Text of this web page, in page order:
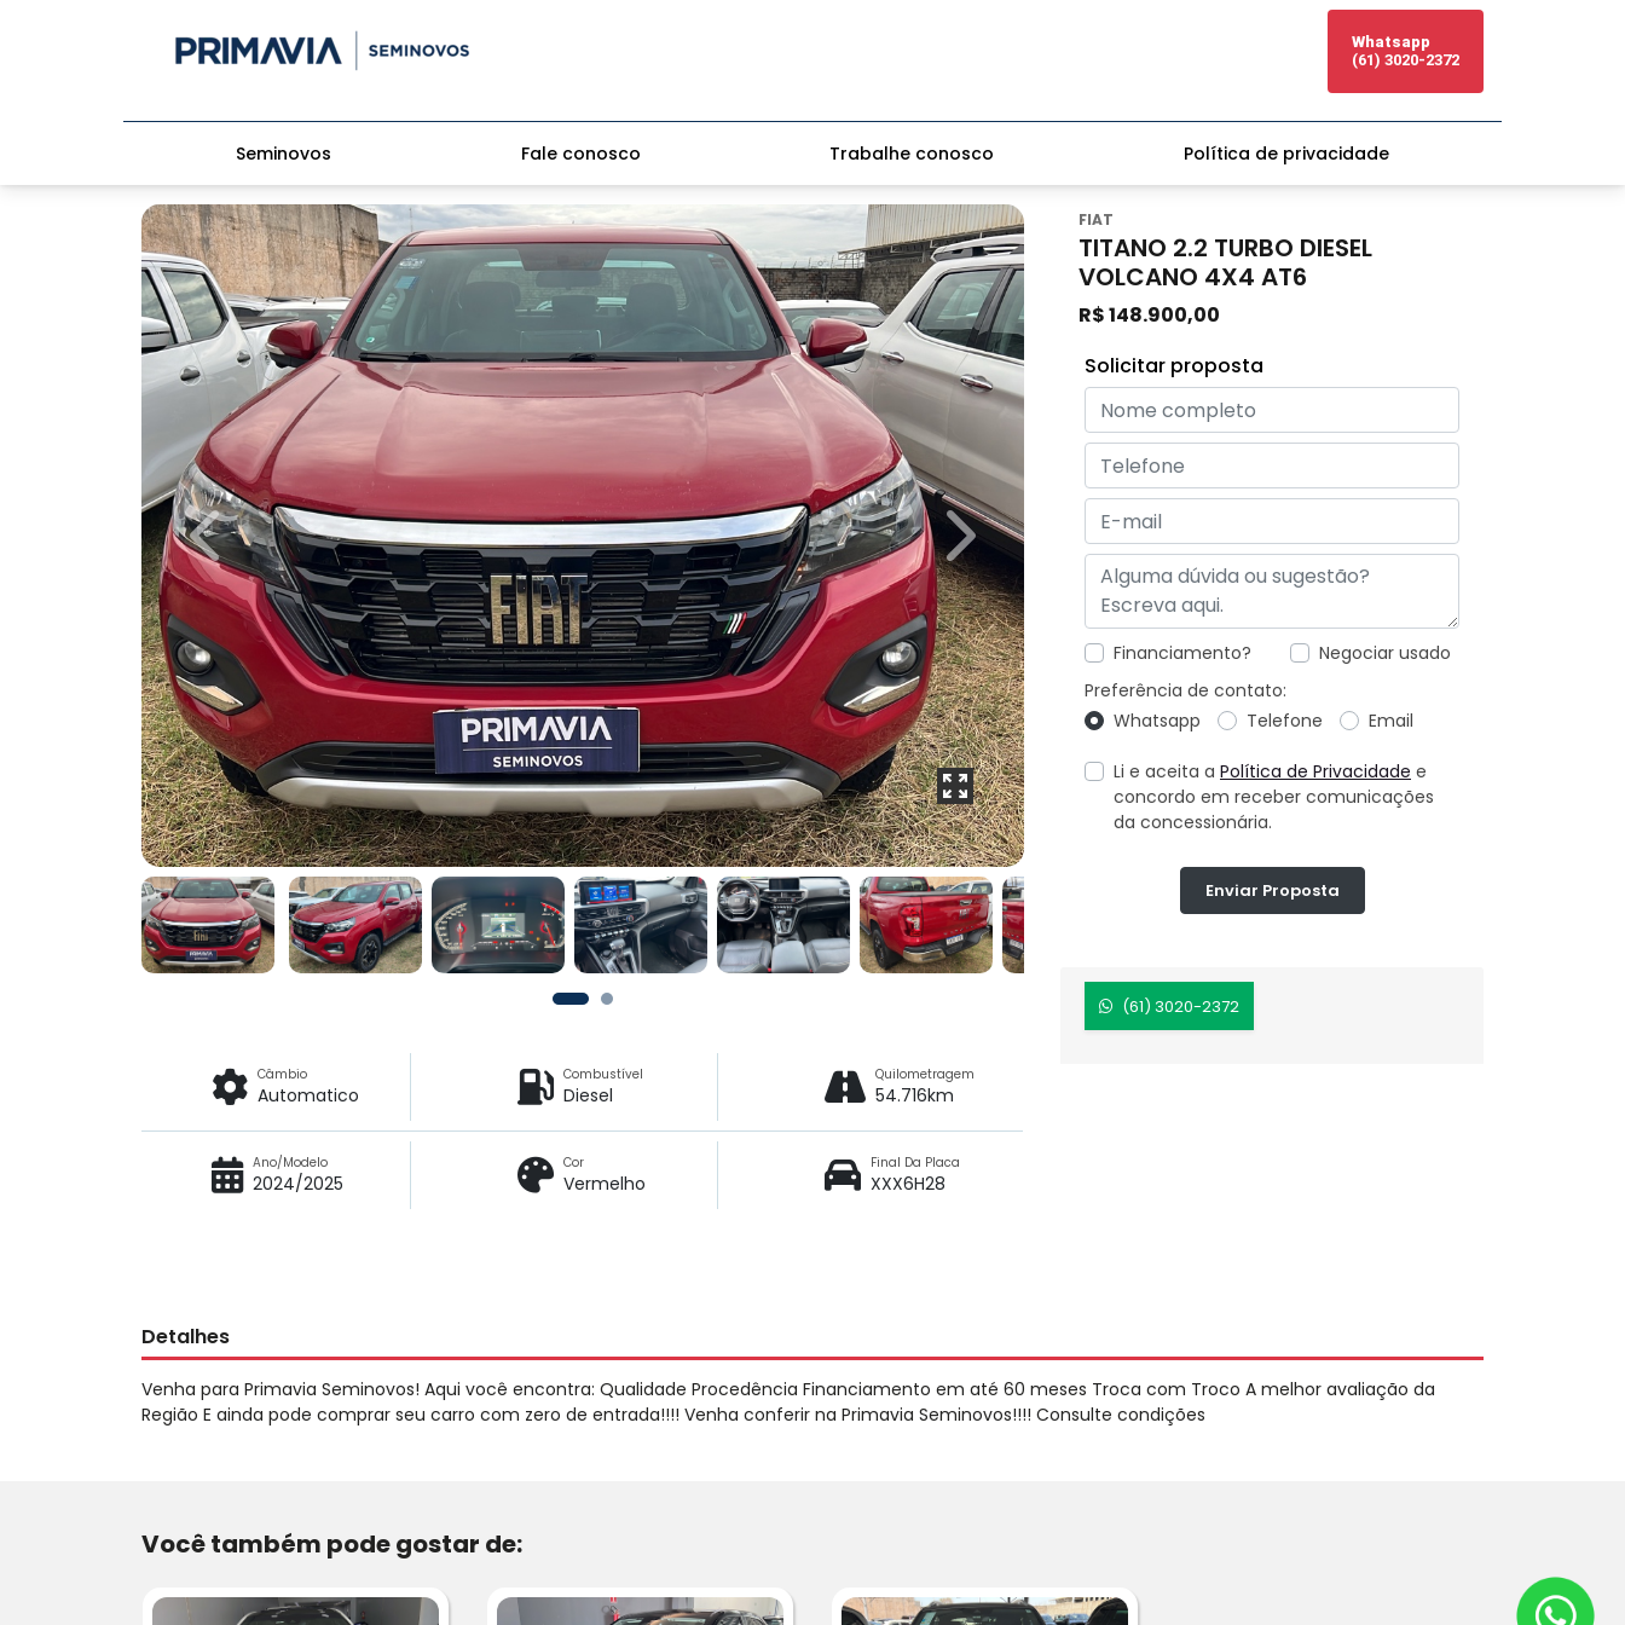
Whatsapp
(61) 3020-2372
Seminovos Fale conosco Trabalhe conosco Política de privacidade
FIAT
TITANO 2.2 TURBO DIESEL
VOLCANO 4X4 AT6
R$ 148.900,00
(61) 3020-2372
Solicitar proposta
Financiamento?
Negociar usado
Preferência de contato:
Whatsapp
Telefone Email
Li e aceita a Política de Privacidade e
concordo em receber comunicações
da concessionária.
Enviar Proposta
Previous Next
Câmbio
Automatico
Combustível
Diesel
Quilometragem
54.716km
Ano/Modelo
2024/2025
Cor
Vermelho
Final Da Placa
XXX6H28
Detalhes
Venha para Primavia Seminovos! Aqui você encontra: Qualidade Procedência Financiamento em até 60 meses Troca com Troco A melhor avaliação da
Região E ainda pode comprar seu carro com zero de entrada!!!! Venha conferir na Primavia Seminovos!!!! Consulte condições
Você também pode gostar de: